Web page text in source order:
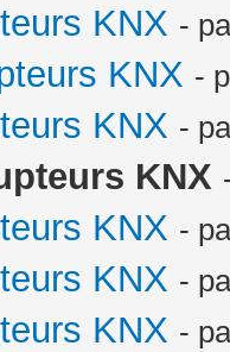
KNX -
KNX -
KNX -
KNX
KNX -
KNX -
KNX -